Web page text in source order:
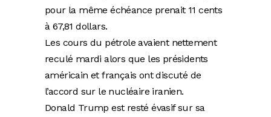
pour la même échéance prenait 11 cents
à 67,81 dollars.
Les cours du pétrole avaient nettement
reculé mardi alors que les présidents
américain et français ont discuté de
l’accord sur le nucléaire iranien.
Donald Trump est resté évasif sur sa